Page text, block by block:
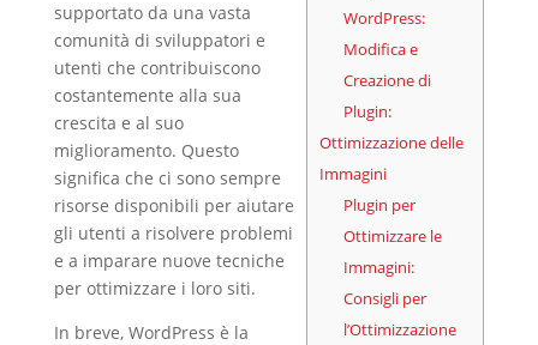
WordPress:
Modifica e
Creazione di
Plugin:
Ottimizzazione delle
Immagini
Plugin per
Ottimizzare le
Immagini:
Consigli per
l’Ottimizzazione
supportato da una vasta
comunità di sviluppatori e
utenti che contribuiscono
costantemente alla sua
crescita e al suo
miglioramento. Questo
significa che ci sono sempre
risorse disponibili per aiutare
gli utenti a risolvere problemi
e a imparare nuove tecniche
per ottimizzare i loro siti.
In breve, WordPress è la